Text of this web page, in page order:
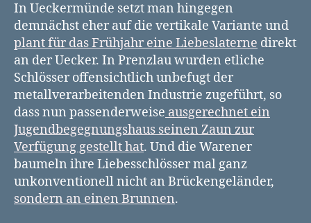
In Ueckermünde setzt man hingegen
demnächst eher auf die vertikale Variante und
plant für das Frühjahr eine Liebeslaterne direkt
an der Uecker. In Prenzlau wurden etliche
Schlösser offensichtlich unbefugt der
metallverarbeitenden Industrie zugeführt, so
dass nun passenderweise ausgerechnet ein
Jugendbegegnungshaus seinen Zaun zur
Verfügung gestellt hat. Und die Warener
baumeln ihre Liebesschlösser mal ganz
unkonventionell nicht an Brückengeländer,
sondern an einen Brunnen.